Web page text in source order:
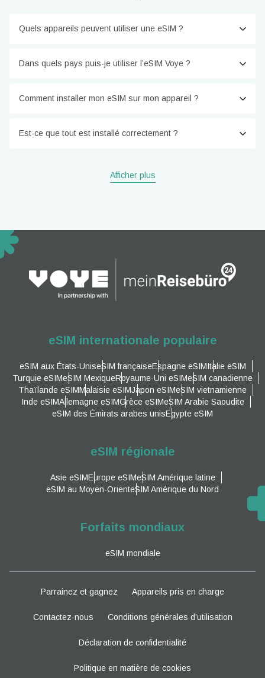
Quels appareils peuvent utiliser une eSIM ?
Dans quels pays puis-je utiliser l’eSIM Voye ?
Comment installer mon eSIM sur mon appareil ?
Est-ce que tout est installé correctement ?
Afficher plus
eSIM internationale populaire
eSIM aux États-UniseSIM françaiseEspagne eSIMItalie eSIM
Turquie eSIMeSIM MexiqueRoyaume-Uni eSIMeSIM canadienne
Thaïlande eSIMMalaisie eSIMJapon eSIMeSIM vietnamienne
Inde eSIMAllemagne eSIMGrèce eSIMeSIM Arabie Saoudite
eSIM des Émirats arabes unisEgypte eSIM
eSIM régionale
Asie eSIMEurope eSIMeSIM Amérique latine
eSIM au Moyen-OrienteSIM Amérique du Nord
Forfaits mondiaux
eSIM mondiale
Parrainez et gagnez Appareils pris en charge
Contactez-nous Conditions générales d’utilisation
Déclaration de confidentialité
Politique en matière de cookies